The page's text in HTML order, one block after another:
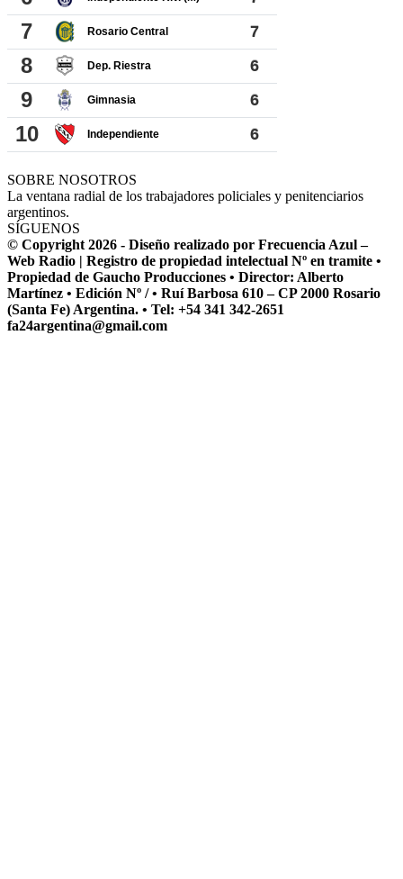
SOBRE NOSOTROS
La ventana radial de los trabajadores policiales y penitenciarios
argentinos.
SÍGUENOS
© Copyright 2026 - Diseño realizado por Frecuencia Azul –
Web Radio | Registro de propiedad intelectual Nº en tramite •
Propiedad de Gaucho Producciones • Director: Alberto
Martínez • Edición Nº / • Ruí Barbosa 610 – CP 2000 Rosario
(Santa Fe) Argentina. • Tel: +54 341 342-2651
fa24argentina@gmail.com